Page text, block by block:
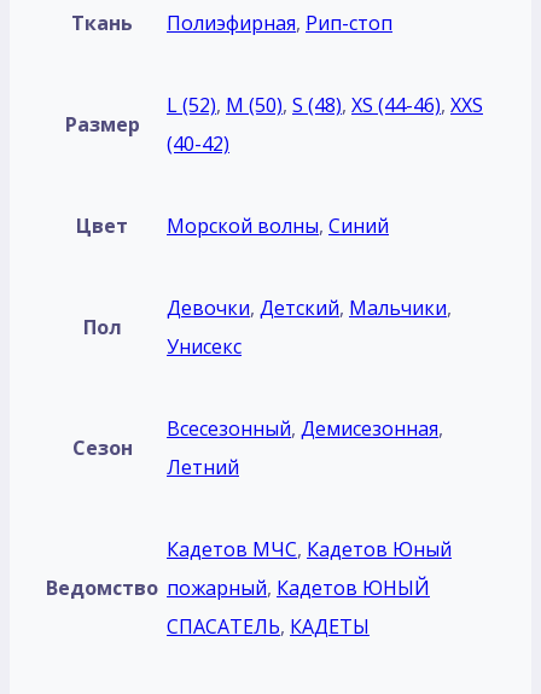
Ткань
Полиэфирная, Рип-стоп
Размер
L (52), M (50), S (48), XS (44-46), XXS
(40-42)
Цвет Морской волны, Синий
Пол
Девочки, Детский, Мальчики,
Унисекс
Сезон
Всесезонный, Демисезонная,
Летний
Ведомство
Кадетов МЧС, Кадетов Юный
пожарный, Кадетов ЮНЫЙ
СПАСАТЕЛЬ, КАДЕТЫ